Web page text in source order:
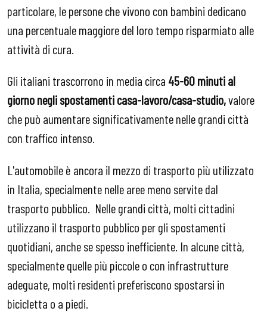
particolare, le persone che vivono con bambini dedicano
una percentuale maggiore del loro tempo risparmiato alle
attività di cura.
Gli italiani trascorrono in media circa 45-60 minuti al
giorno negli spostamenti casa-lavoro/casa-studio,valore
che può aumentare significativamente nelle grandi città
con traffico intenso.
L'automobile è ancora il mezzo di trasporto più utilizzato
in Italia, specialmente nelle aree meno servite dal
trasporto pubblico. Nelle grandi città, molti cittadini
utilizzano il trasporto pubblico per gli spostamenti
quotidiani, anche se spesso inefficiente. In alcune città,
specialmente quelle più piccole o con infrastrutture
adeguate, molti residenti preferiscono spostarsi in
bicicletta o a piedi.